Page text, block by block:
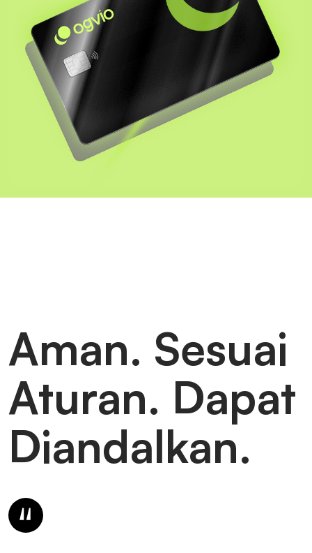
Aman. Sesuai
Aturan. Dapat
Diandalkan.